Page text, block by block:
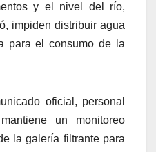
y el nivel del río,
impiden distribuir agua
para el consumo de la
oficial, personal
un monitoreo
la galería filtrante para